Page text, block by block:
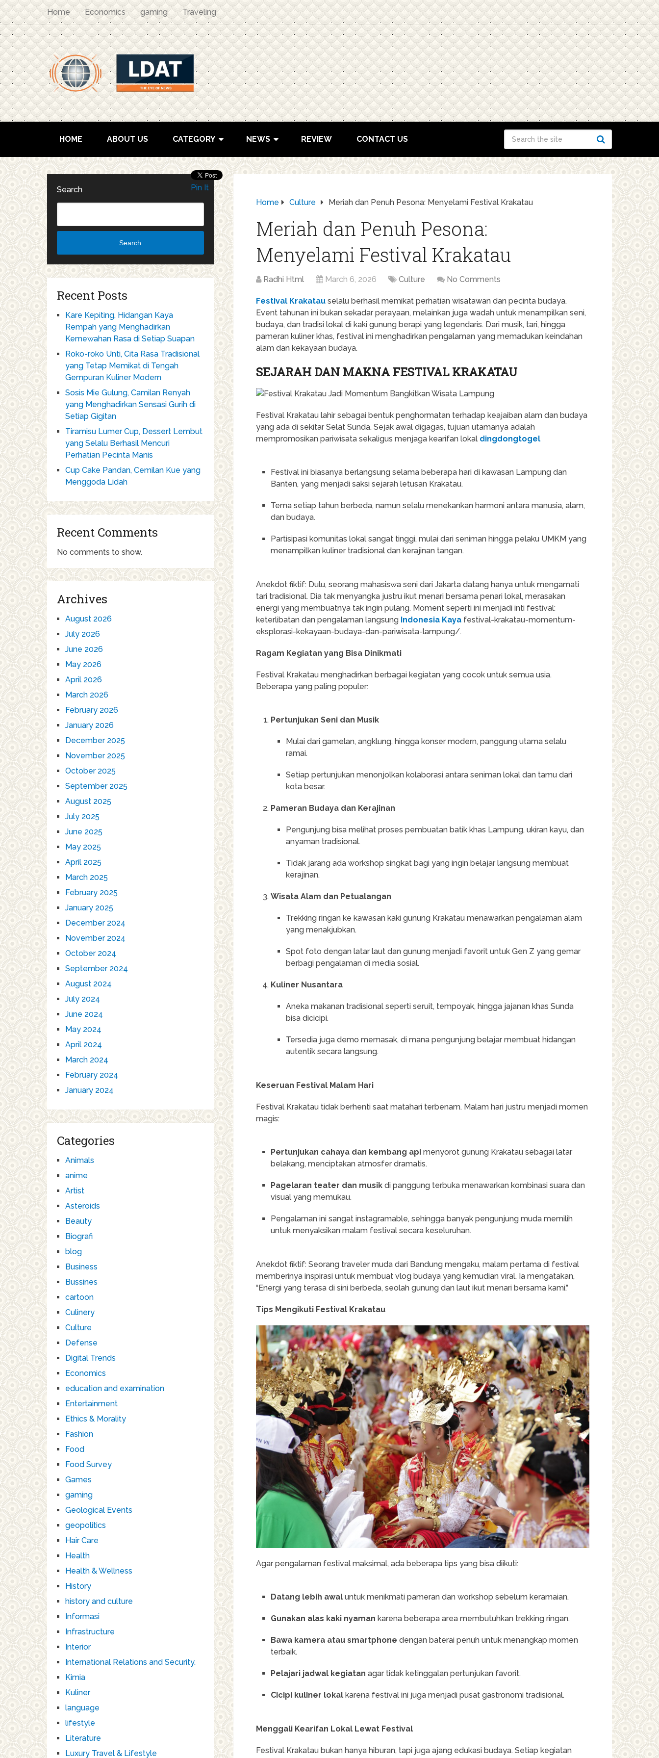
Home Economics gaming Traveling
HOME ABOUT US CATEGORY NEWS REVIEW CONTACT US
Home Culture Meriah dan Penuh Pesona: Menyelami Festival Krakatau
Meriah dan Penuh Pesona:
Menyelami Festival Krakatau
Radhi Html March 6, 2026 Culture No Comments
Festival Krakatau selalu berhasil memikat perhatian wisatawan dan pecinta budaya.
Event tahunan ini bukan sekadar perayaan, melainkan juga wadah untuk menampilkan seni,
budaya, dan tradisi lokal di kaki gunung berapi yang legendaris. Dari musik, tari, hingga
pameran kuliner khas, festival ini menghadirkan pengalaman yang memadukan keindahan
alam dan kekayaan budaya.
SEJARAH DAN MAKNA FESTIVAL KRAKATAU
Festival Krakatau lahir sebagai bentuk penghormatan terhadap keajaiban alam dan budaya
yang ada di sekitar Selat Sunda. Sejak awal digagas, tujuan utamanya adalah
mempromosikan pariwisata sekaligus menjaga kearifan lokal dingdongtogel
Festival ini biasanya berlangsung selama beberapa hari di kawasan Lampung dan
Banten, yang menjadi saksi sejarah letusan Krakatau.
Tema setiap tahun berbeda, namun selalu menekankan harmoni antara manusia, alam,
dan budaya.
Partisipasi komunitas lokal sangat tinggi, mulai dari seniman hingga pelaku UMKM yang
menampilkan kuliner tradisional dan kerajinan tangan.
Anekdot fiktif: Dulu, seorang mahasiswa seni dari Jakarta datang hanya untuk mengamati
tari tradisional. Dia tak menyangka justru ikut menari bersama penari lokal, merasakan
energi yang membuatnya tak ingin pulang. Moment seperti ini menjadi inti festival:
keterlibatan dan pengalaman langsung Indonesia Kaya festival-krakatau-momentum-
eksplorasi-kekayaan-budaya-dan-pariwisata-lampung/.
Ragam Kegiatan yang Bisa Dinikmati
Festival Krakatau menghadirkan berbagai kegiatan yang cocok untuk semua usia.
Beberapa yang paling populer:
Pertunjukan Seni dan Musik
Mulai dari gamelan, angklung, hingga konser modern, panggung utama selalu
ramai.
Setiap pertunjukan menonjolkan kolaborasi antara seniman lokal dan tamu dari
kota besar.
Pameran Budaya dan Kerajinan
Pengunjung bisa melihat proses pembuatan batik khas Lampung, ukiran kayu, dan
anyaman tradisional.
Tidak jarang ada workshop singkat bagi yang ingin belajar langsung membuat
kerajinan.
Wisata Alam dan Petualangan
Trekking ringan ke kawasan kaki gunung Krakatau menawarkan pengalaman alam
yang menakjubkan.
Spot foto dengan latar laut dan gunung menjadi favorit untuk Gen Z yang gemar
berbagi pengalaman di media sosial.
Kuliner Nusantara
Aneka makanan tradisional seperti seruit, tempoyak, hingga jajanan khas Sunda
bisa dicicipi.
Tersedia juga demo memasak, di mana pengunjung belajar membuat hidangan
autentik secara langsung.
Keseruan Festival Malam Hari
Festival Krakatau tidak berhenti saat matahari terbenam. Malam hari justru menjadi momen
magis:
Pertunjukan cahaya dan kembang api menyorot gunung Krakatau sebagai latar
belakang, menciptakan atmosfer dramatis.
Pagelaran teater dan musik di panggung terbuka menawarkan kombinasi suara dan
visual yang memukau.
Pengalaman ini sangat instagramable, sehingga banyak pengunjung muda memilih
untuk menyaksikan malam festival secara keseluruhan.
Anekdot fiktif: Seorang traveler muda dari Bandung mengaku, malam pertama di festival
memberinya inspirasi untuk membuat vlog budaya yang kemudian viral. Ia mengatakan,
“Energi yang terasa di sini berbeda, seolah gunung dan laut ikut menari bersama kami.”
Tips Mengikuti Festival Krakatau
Agar pengalaman festival maksimal, ada beberapa tips yang bisa diikuti:
Datang lebih awal untuk menikmati pameran dan workshop sebelum keramaian.
Gunakan alas kaki nyaman karena beberapa area membutuhkan trekking ringan.
Bawa kamera atau smartphone dengan baterai penuh untuk menangkap momen
terbaik.
Pelajari jadwal kegiatan agar tidak ketinggalan pertunjukan favorit.
Cicipi kuliner lokal karena festival ini juga menjadi pusat gastronomi tradisional.
Menggali Kearifan Lokal Lewat Festival
Festival Krakatau bukan hanya hiburan, tapi juga ajang edukasi budaya. Setiap kegiatan
Pin It
Search
Search
Recent Posts
Kare Kepiting, Hidangan Kaya
Rempah yang Menghadirkan
Kemewahan Rasa di Setiap Suapan
Roko-roko Unti, Cita Rasa Tradisional
yang Tetap Memikat di Tengah
Gempuran Kuliner Modern
Sosis Mie Gulung, Camilan Renyah
yang Menghadirkan Sensasi Gurih di
Setiap Gigitan
Tiramisu Lumer Cup, Dessert Lembut
yang Selalu Berhasil Mencuri
Perhatian Pecinta Manis
Cup Cake Pandan, Cemilan Kue yang
Menggoda Lidah
Recent Comments
No comments to show.
Archives
August 2026
July 2026
June 2026
May 2026
April 2026
March 2026
February 2026
January 2026
December 2025
November 2025
October 2025
September 2025
August 2025
July 2025
June 2025
May 2025
April 2025
March 2025
February 2025
January 2025
December 2024
November 2024
October 2024
September 2024
August 2024
July 2024
June 2024
May 2024
April 2024
March 2024
February 2024
January 2024
Categories
Animals
anime
Artist
Asteroids
Beauty
Biografi
blog
Business
Bussines
cartoon
Culinery
Culture
Defense
Digital Trends
Economics
education and examination
Entertainment
Ethics & Morality
Fashion
Food
Food Survey
Games
gaming
Geological Events
geopolitics
Hair Care
Health
Health & Wellness
History
history and culture
Informasi
Infrastructure
Interior
International Relations and Security.
Kimia
Kuliner
language
lifestyle
Literature
Luxury Travel & Lifestyle